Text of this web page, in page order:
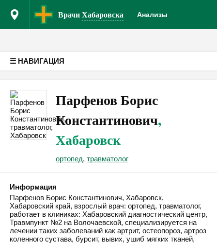
ВрачиХабаровска Анализы
☰ НАВИГАЦИЯ
Парфенов Борис
Константинович,
Хабаровск
ортопед, травматолог
Информация
Парфенов Борис Константинович, Хабаровск,
Хабаровский край, взрослый врач: ортопед, травматолог,
работает в клиниках: Хабаровский диагностический центр,
Травмпункт №2 на Волочаевской, специализируется на
лечении таких заболеваний как артрит, остеопороз, артроз
коленного сустава, бурсит, вывих, ушиб мягких тканей,